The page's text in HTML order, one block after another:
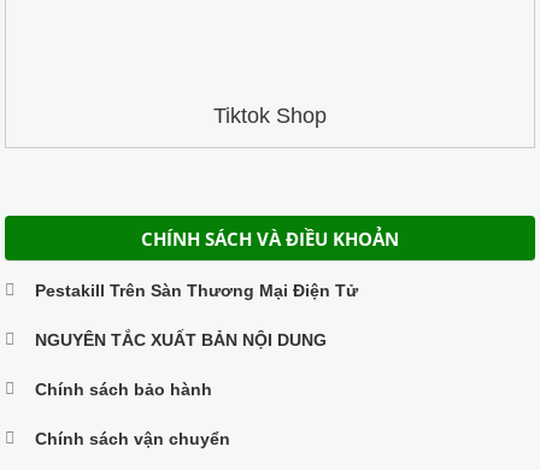
Tiktok Shop
CHÍNH SÁCH VÀ ĐIỀU KHOẢN
Pestakill Trên Sàn Thương Mại Điện Tử
NGUYÊN TẮC XUẤT BẢN NỘI DUNG
Chính sách bảo hành
Chính sách vận chuyển